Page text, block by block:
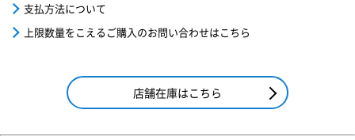
支払方法について
上限数量をこえるご購入のお問い合わせはこちら
店舗在庫はこちら